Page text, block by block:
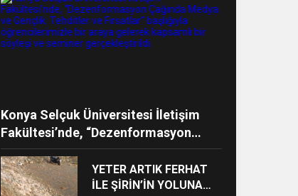
Konya Selçuk Üniversitesi İletişim
Fakültesi’nde, “Dezenformasyon
Çağında Medya ve Gençlik: Tehditler
ve Fırsatlar” başlığıyla
öğrencilerimizle bir araya gelerek
YETER ARTIK FERHAT
İLE ŞİRİN’İN YOLUNA